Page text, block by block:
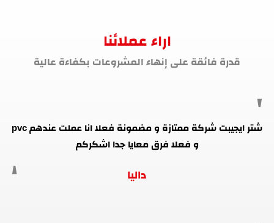
اراء عملائنا
قدرة فائقة على إنهاء المشروعات بكفاءة عالية
شتر ايجيبت شركة ممتازة و مضمونة فعلا انا عملت عندهم pvc
و فعلا فرق معايا جدا اشكركم
داليا